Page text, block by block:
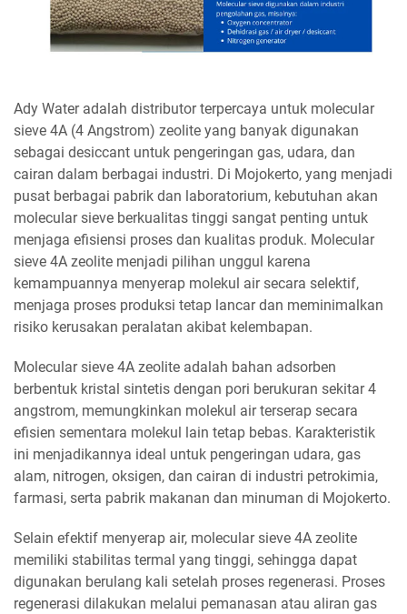
Ady Water adalah distributor terpercaya untuk molecular
sieve 4A (4 Angstrom) zeolite yang banyak digunakan
sebagai desiccant untuk pengeringan gas, udara, dan
cairan dalam berbagai industri. Di Mojokerto, yang menjadi
pusat berbagai pabrik dan laboratorium, kebutuhan akan
molecular sieve berkualitas tinggi sangat penting untuk
menjaga efisiensi proses dan kualitas produk. Molecular
sieve 4A zeolite menjadi pilihan unggul karena
kemampuannya menyerap molekul air secara selektif,
menjaga proses produksi tetap lancar dan meminimalkan
risiko kerusakan peralatan akibat kelembapan.
Molecular sieve 4A zeolite adalah bahan adsorben
berbentuk kristal sintetis dengan pori berukuran sekitar 4
angstrom, memungkinkan molekul air terserap secara
efisien sementara molekul lain tetap bebas. Karakteristik
ini menjadikannya ideal untuk pengeringan udara, gas
alam, nitrogen, oksigen, dan cairan di industri petrokimia,
farmasi, serta pabrik makanan dan minuman di Mojokerto.
Selain efektif menyerap air, molecular sieve 4A zeolite
memiliki stabilitas termal yang tinggi, sehingga dapat
digunakan berulang kali setelah proses regenerasi. Proses
regenerasi dilakukan melalui pemanasan atau aliran gas